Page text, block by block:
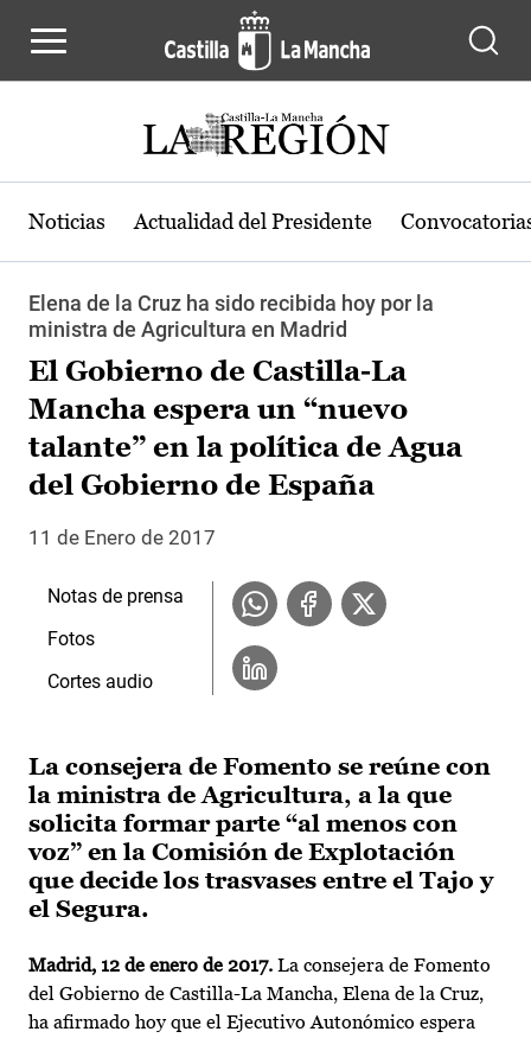
Noticias Actualidad del Presidente
Elena de la Cruz ha sido recibida hoy por la
ministra de Agricultura en Madrid
El Gobierno de Castilla-La
Mancha espera un “nuevo
talante” en la política de Agua
del Gobierno de España
11 de Enero de 2017
La consejera de Fomento se reúne con
la ministra de Agricultura, a la que
solicita formar parte “al menos con
voz” en la Comisión de Explotación
que decide los trasvases entre el Tajo y
el Segura.
Madrid, 12 de enero de 2017. La consejera de Fomento
del Gobierno de Castilla-La Mancha, Elena de la Cruz,
ha afirmado hoy que el Ejecutivo Autonómico espera
Notas de prensa
Fotos
Cortes audio